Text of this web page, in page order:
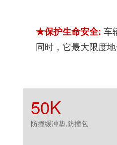
★保护生命安全: 车
同时，它最大限度
50K
防撞缓冲垫,防撞包